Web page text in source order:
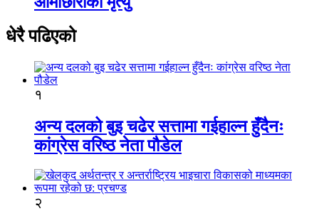
धेरै पढिएको
१
अन्य दलको बुइ चढेर सत्तामा गईहाल्न हुँदैनः
कांग्रेस वरिष्ठ नेता पौडेल
२